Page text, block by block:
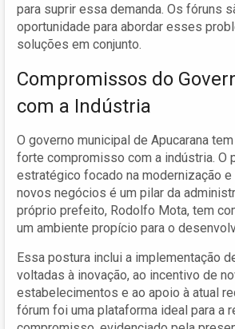
para suprir essa demanda. Os fóruns
oportunidade para abordar esses
soluções em conjunto.
Compromissos do
com a Indústria
O governo municipal de Apucarana
forte compromisso com a indústria. O
estratégico focado na modernização e
novos negócios é um pilar da
próprio prefeito, Rodolfo Mota, tem
um ambiente propício para o
Essa postura inclui a implementação
voltadas à inovação, ao incentivo de
estabelecimentos e ao apoio à atual
fórum foi uma plataforma ideal para a